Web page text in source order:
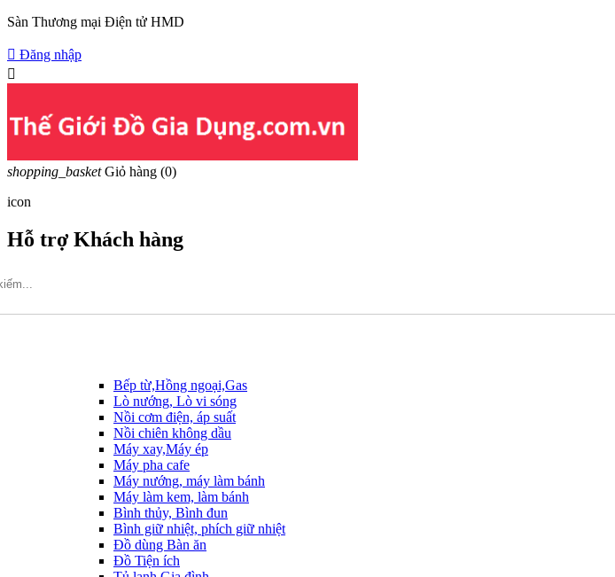
Sàn Thương mại Điện tử HMD
 Đăng nhập

shopping_basket Giỏ hàng (0)
icon
Hỗ trợ Khách hàng
Hotline: 09317.456.44
Bếp từ,Hồng ngoại,Gas
Lò nướng, Lò vi sóng
Nồi cơm điện, áp suất
Nồi chiên không dầu
Máy xay,Máy ép
Máy pha cafe
Máy nướng, máy làm bánh
Máy làm kem, làm bánh
Bình thủy, Bình đun
Bình giữ nhiệt, phích giữ nhiệt
Đồ dùng Bàn ăn
Đồ Tiện ích